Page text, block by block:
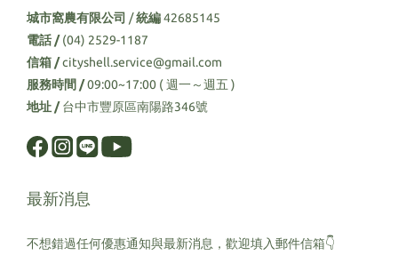
城市窩農有限公司 /統編42685145
電話 /(04) 2529-1187
信箱 /cityshell.service@gmail.com
服務時間 /09:00~17:00 ( 週一～週五 )
地址 /台中市豐原區南陽路346號
最新消息
不想錯過任何優惠通知與最新消息，歡迎填入郵件信箱👇